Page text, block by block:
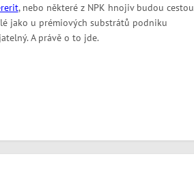
, nebo některé z NPK hnojiv budou cestou
jako u prémiových substrátů podniku
A právě o to jde.